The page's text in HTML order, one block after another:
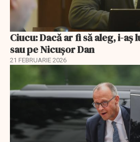
Ciucu: Dacă ar fi să aleg, i-aș
sau pe Nicușor Dan
21 FEBRUARIE 2026